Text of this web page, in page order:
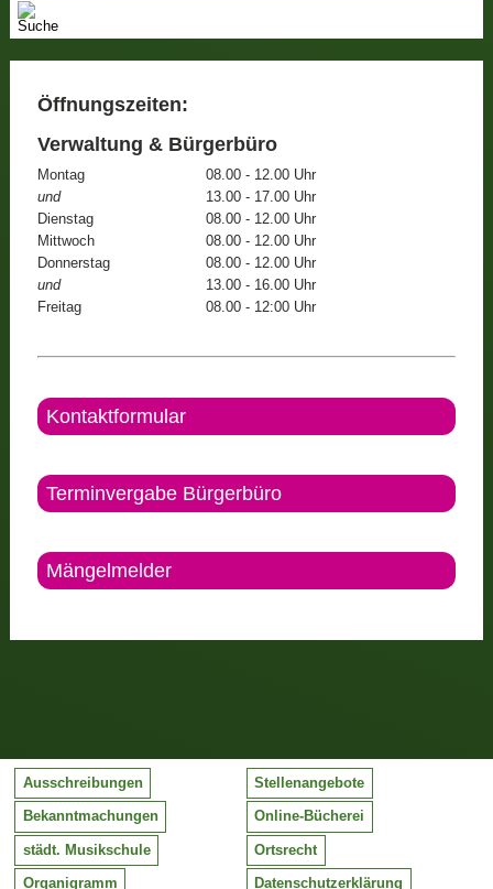
Öffnungszeiten:
Verwaltung & Bürgerbüro
Montag
08.00 - 12.00 Uhr
und
13.00 - 17.00 Uhr
Dienstag
08.00 - 12.00 Uhr
Mittwoch
08.00 - 12.00 Uhr
Donnerstag
08.00 - 12.00 Uhr
und
13.00 - 16.00 Uhr
Freitag
08.00 - 12:00 Uhr
Kontaktformular
Terminvergabe Bürgerbüro
Mängelmelder
Ausschreibungen Stellenangebote
Bekanntmachungen Online-Bücherei
städt. Musikschule Ortsrecht
Organigramm Datenschutzerklärung